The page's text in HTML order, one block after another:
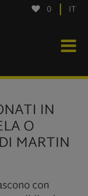
0 IT
IN
O
MARTIN
con